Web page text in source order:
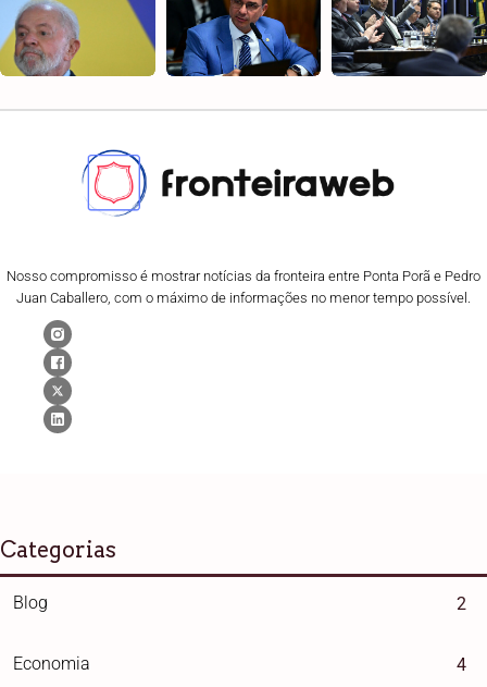
Nosso compromisso é mostrar notícias da fronteira entre Ponta Porã e Pedro
Juan Caballero, com o máximo de informações no menor tempo possível.
Categorias
Blog 2
Economia 4